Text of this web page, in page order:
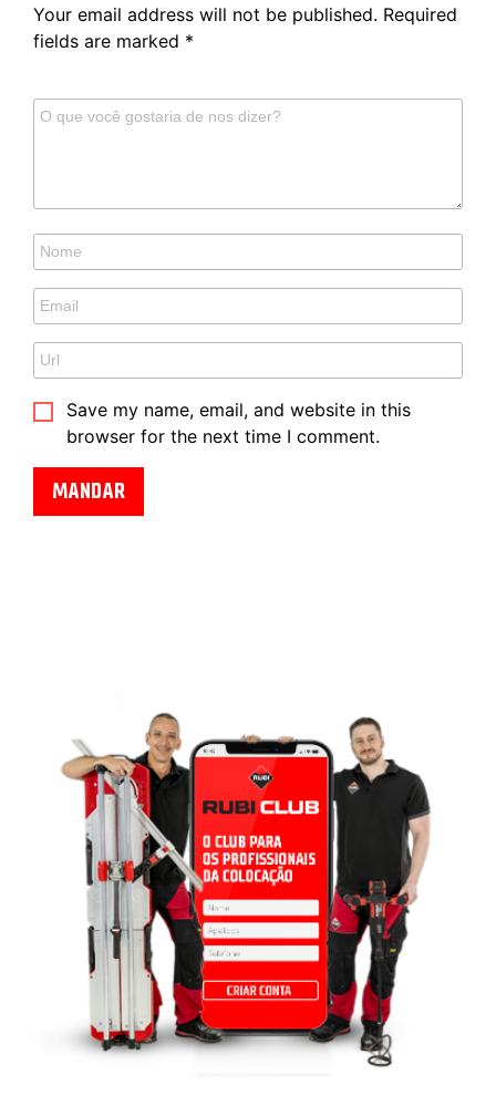
Your email address will not be published. Required
fields are marked *
Save my name, email, and website in this
browser for the next time I comment.